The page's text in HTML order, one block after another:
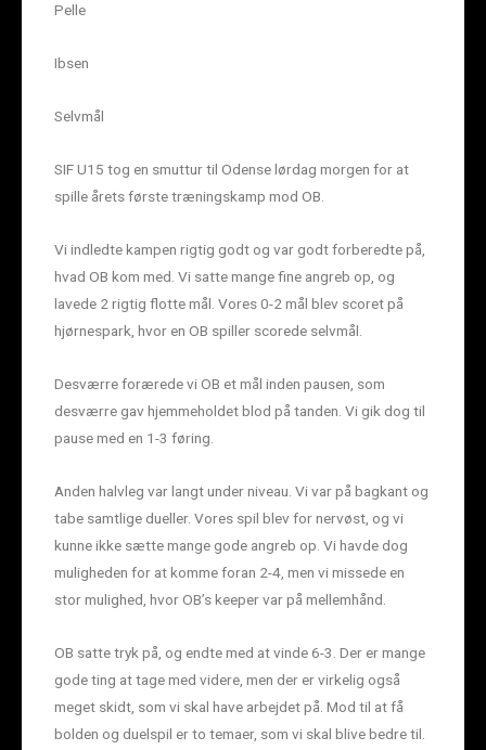
Pelle
Ibsen
Selvmål
SIF U15 tog en smuttur til Odense lørdag morgen for at
spille årets første træningskamp mod OB.
Vi indledte kampen rigtig godt og var godt forberedte på,
hvad OB kom med. Vi satte mange fine angreb op, og
lavede 2 rigtig flotte mål. Vores 0-2 mål blev scoret på
hjørnespark, hvor en OB spiller scorede selvmål.
Desværre forærede vi OB et mål inden pausen, som
desværre gav hjemmeholdet blod på tanden. Vi gik dog til
pause med en 1-3 føring.
Anden halvleg var langt under niveau. Vi var på bagkant og
tabe samtlige dueller. Vores spil blev for nervøst, og vi
kunne ikke sætte mange gode angreb op. Vi havde dog
muligheden for at komme foran 2-4, men vi missede en
stor mulighed, hvor OB’s keeper var på mellemhånd.
OB satte tryk på, og endte med at vinde 6-3. Der er mange
gode ting at tage med videre, men der er virkelig også
meget skidt, som vi skal have arbejdet på. Mod til at få
bolden og duelspil er to temaer, som vi skal blive bedre til.